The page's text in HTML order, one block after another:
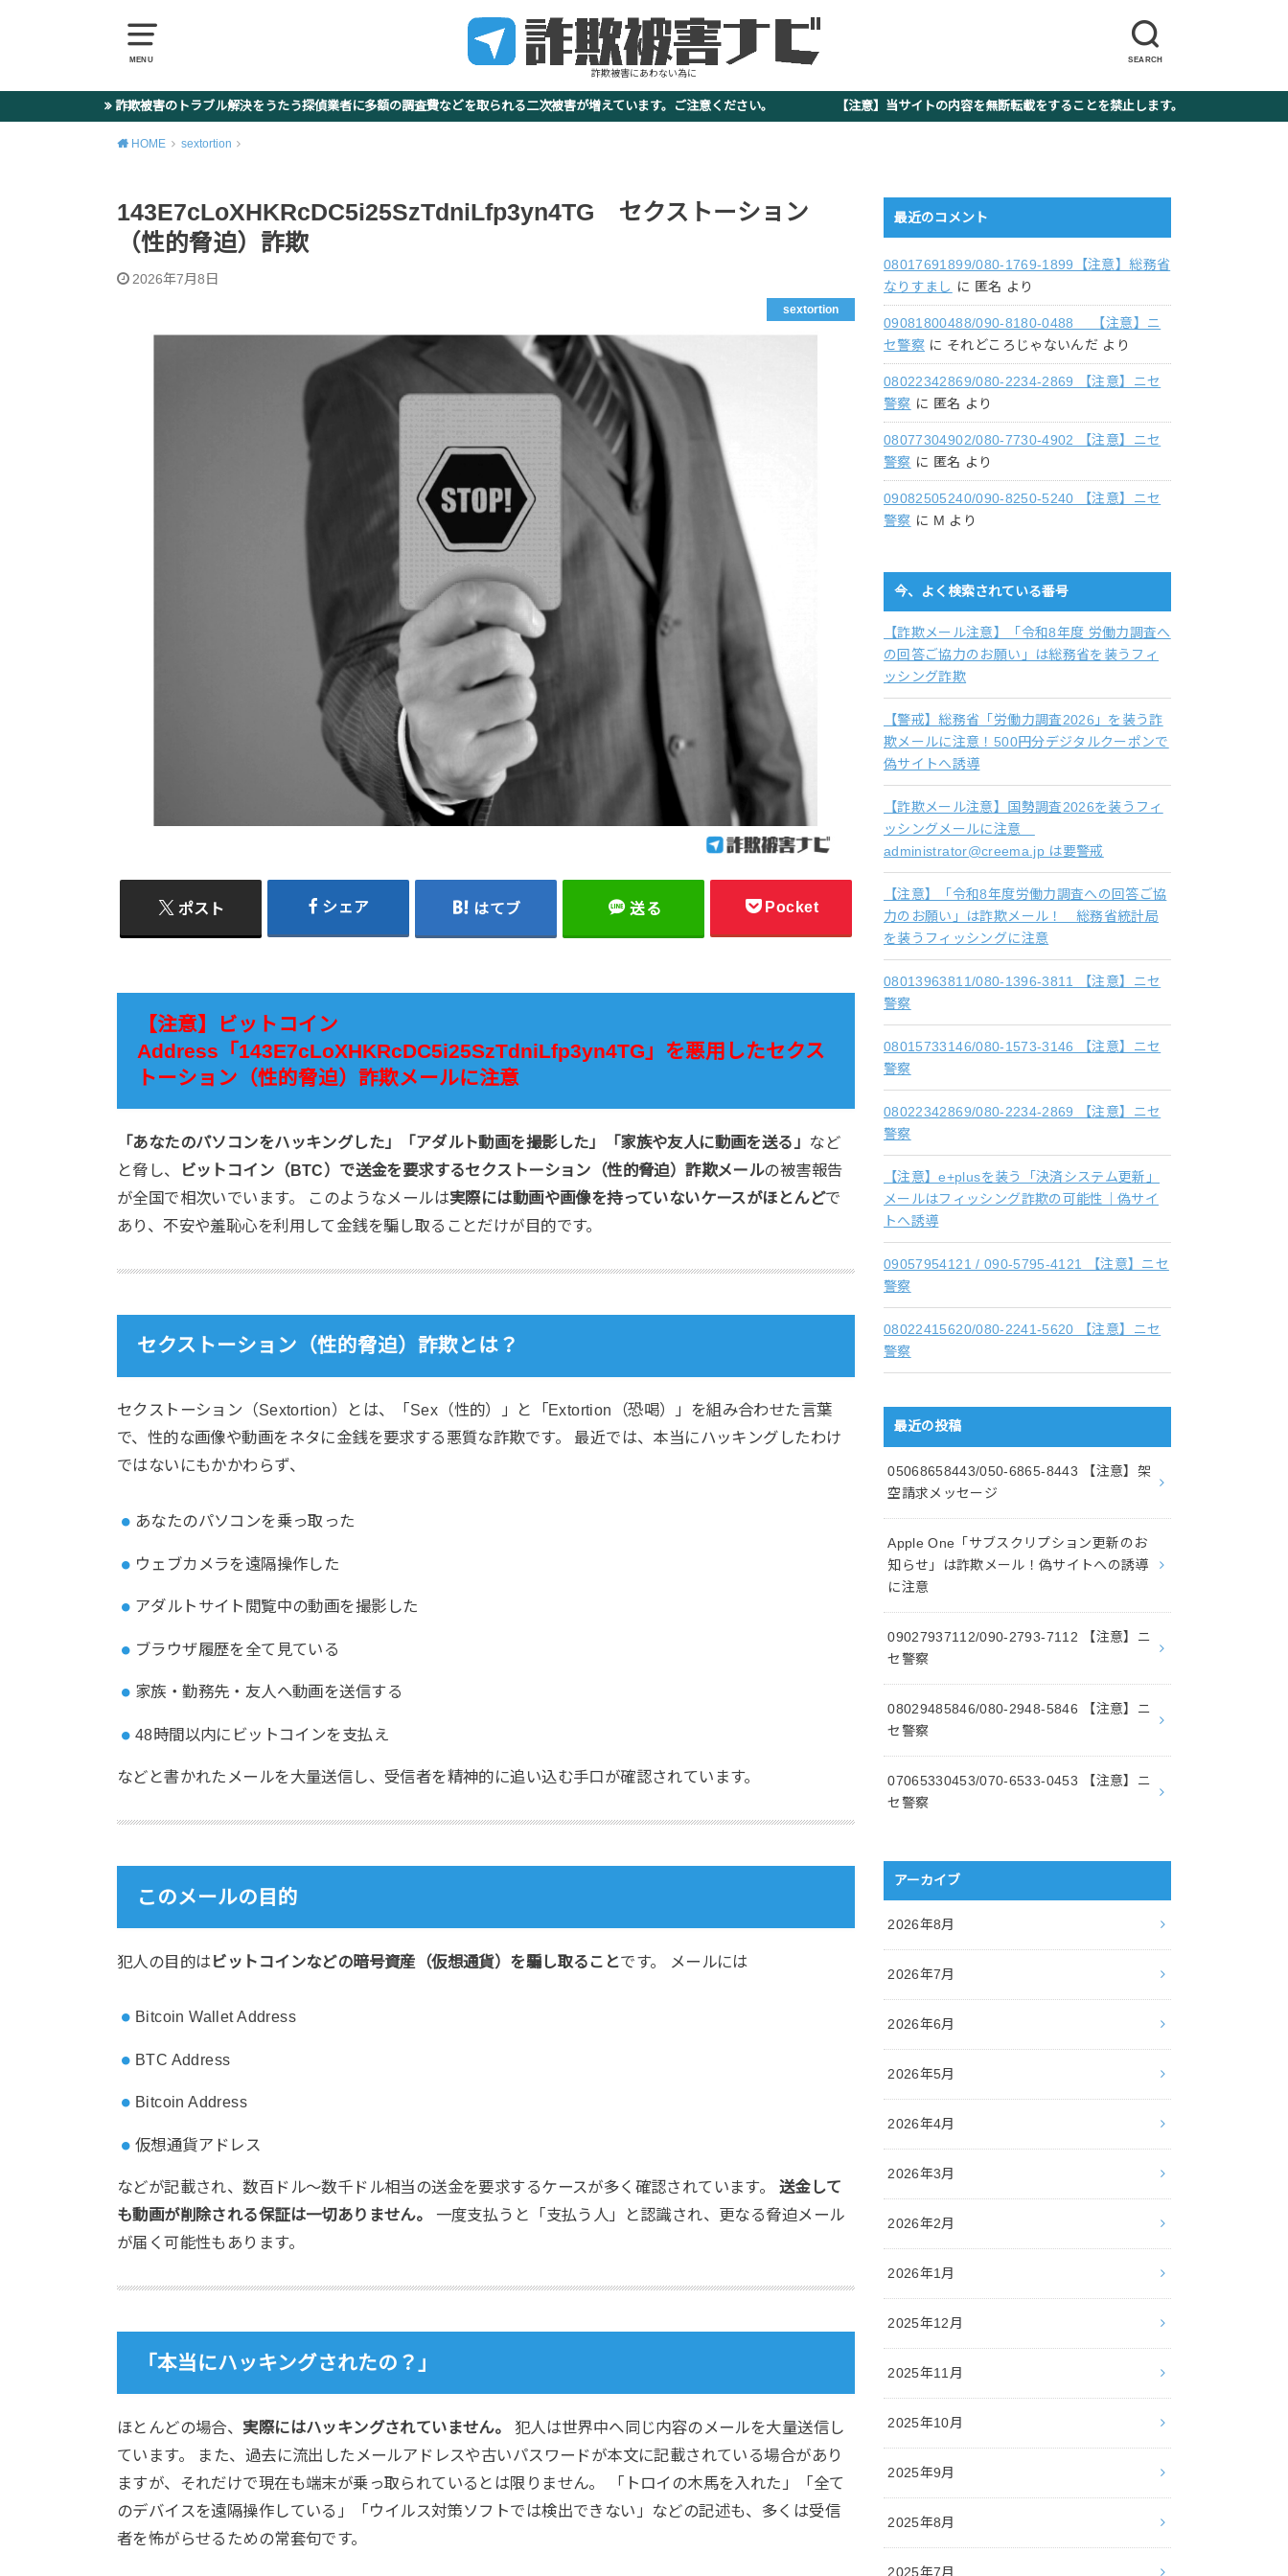
MENU SEARCH
詐欺被害にあわない為に
詐欺被害のトラブル解決をうたう探偵業者に多額の調査費などを取られる二次被害が増えています。ご注意ください。 【注意】当サイトの内容を無断転載をすることを禁止します。
HOME sextortion
143E7cLoXHKRcDC5i25SzTdniLfp3yn4TG セクストーション
（性的脅迫）詐欺
2026年7月8日
sextortion
ポスト シェア はてブ 送る Pocket
【注意】ビットコイン
Address「143E7cLoXHKRcDC5i25SzTdniLfp3yn4TG」を悪用したセクス
トーション（性的脅迫）詐欺メールに注意
「あなたのパソコンをハッキングした」「アダルト動画を撮影した」「家族や友人に動画を送る」
など
と脅し、
ビットコイン（BTC）で送金を要求するセクストーション（性的脅迫）詐欺メールの被害報告
が全国で相次いでいます。 このようなメールは実際には動画や画像を持っていないケースがほとんどで
あり、不安や羞恥心を利用して金銭を騙し取ることだけが目的です。
セクストーション（性的脅迫）詐欺とは？
セクストーション（Sextortion）とは、「Sex（性的）」と「Extortion（恐喝）」を組み合わせた言葉
で、性的な画像や動画をネタに金銭を要求する悪質な詐欺です。 最近では、本当にハッキングしたわけ
ではないにもかかわらず、
あなたのパソコンを乗っ取った
ウェブカメラを遠隔操作した
アダルトサイト閲覧中の動画を撮影した
ブラウザ履歴を全て見ている
家族・勤務先・友人へ動画を送信する
48時間以内にビットコインを支払え
などと書かれたメールを大量送信し、受信者を精神的に追い込む手口が確認されています。
このメールの目的
犯人の目的はビットコインなどの暗号資産（仮想通貨）を騙し取ることです。 メールには
Bitcoin Wallet Address
BTC Address
Bitcoin Address
仮想通貨アドレス
などが記載され、数百ドル〜数千ドル相当の送金を要求するケースが多く確認されています。 送金して
も動画が削除される保証は一切ありません。
一度支払うと「支払う人」と認識され、更なる脅迫メール
が届く可能性もあります。
「本当にハッキングされたの？」
ほとんどの場合、 実際にはハッキングされていません。
犯人は世界中へ同じ内容のメールを大量送信し
ています。 また、過去に流出したメールアドレスや古いパスワードが本文に記載されている場合があり
ますが、それだけで現在も端末が乗っ取られているとは限りません。 「トロイの木馬を入れた」「全て
のデバイスを遠隔操作している」「ウイルス対策ソフトでは検出できない」などの記述も、多くは受信
者を怖がらせるための常套句です。
最近のコメント
08017691899/080-1769-1899【注意】総務省
なりすまし に 匿名 より
09081800488/090-8180-0488 【注意】ニ
セ警察 に それどころじゃないんだ より
08022342869/080-2234-2869 【注意】ニセ
警察 に 匿名 より
08077304902/080-7730-4902 【注意】ニセ
警察 に 匿名 より
09082505240/090-8250-5240 【注意】ニセ
警察 に M より
今、よく検索されている番号
【詐欺メール注意】「令和8年度 労働力調査へ
の回答ご協力のお願い」は総務省を装うフィ
ッシング詐欺
【警戒】総務省「労働力調査2026」を装う詐
欺メールに注意！500円分デジタルクーポンで
偽サイトへ誘導
【詐欺メール注意】国勢調査2026を装うフィ
ッシングメールに注意
administrator@creema.jp は要警戒
【注意】「令和8年度労働力調査への回答ご協
力のお願い」は詐欺メール！ 総務省統計局
を装うフィッシングに注意
08013963811/080-1396-3811 【注意】ニセ
警察
08015733146/080-1573-3146 【注意】ニセ
警察
08022342869/080-2234-2869 【注意】ニセ
警察
【注意】e+plusを装う「決済システム更新」
メールはフィッシング詐欺の可能性｜偽サイ
トへ誘導
09057954121 / 090-5795-4121 【注意】ニセ
警察
08022415620/080-2241-5620 【注意】ニセ
警察
最近の投稿
05068658443/050-6865-8443 【注意】架
空請求メッセージ
Apple One「サブスクリプション更新のお
知らせ」は詐欺メール！偽サイトへの誘導
に注意
09027937112/090-2793-7112 【注意】ニ
セ警察
08029485846/080-2948-5846 【注意】ニ
セ警察
07065330453/070-6533-0453 【注意】ニ
セ警察
アーカイブ
2026年8月
2026年7月
2026年6月
2026年5月
2026年4月
2026年3月
2026年2月
2026年1月
2025年12月
2025年11月
2025年10月
2025年9月
2025年8月
2025年7月